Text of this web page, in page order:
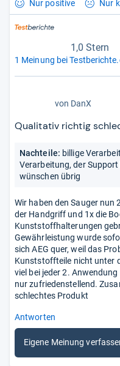
Nur positive Nur
1,0 Stern
1 Meinung bei
5
von DanX
Qualitativ richtig
Nachteile: billige
Verarbeitung, der
wünschen übrig
Wir haben den Sauger
der Handgriff und 1x die
Kunststoffhalterungen
Gewährleistung wurde
sich AEG quer, weil das
Kunststoffteile nicht unter
viel bei jeder 2.
nur zufriedenstellend.
schlechtes Produkt
Antworten
Eigene Meinung